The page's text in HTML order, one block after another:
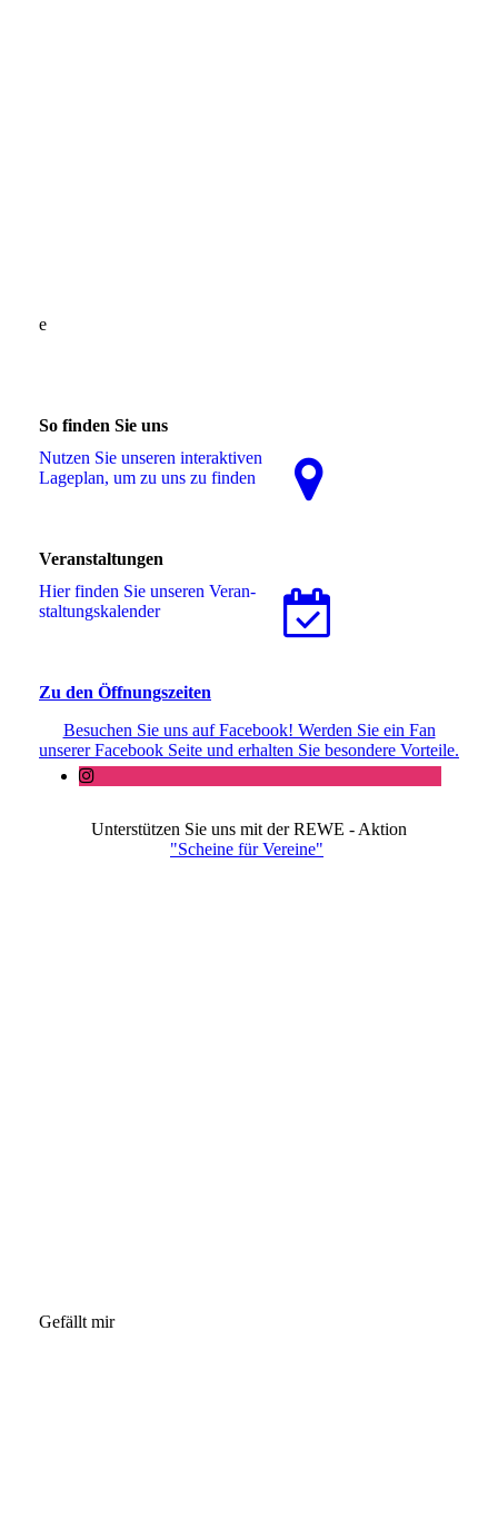
e
So finden Sie uns
Nutzen Sie unseren interaktiven
La­ge­plan, um zu uns zu finden
Veranstaltungen
Hier finden Sie unseren Ver­an­
stal­tungs­ka­len­der
Zu den Öffnungszeiten
Besuchen Sie uns auf Facebook! Werden Sie ein Fan
unserer Facebook Seite und erhalten Sie besondere Vorteile.
Unterstützen Sie uns mit der REWE - Aktion
"Scheine für Vereine"
Gefällt mir